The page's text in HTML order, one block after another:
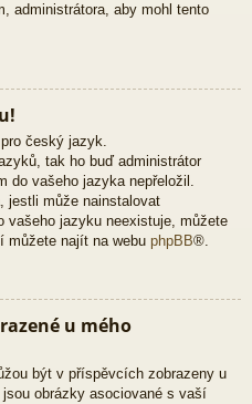
administrátora, aby mohl tento
český jazyk.
tak ho buď administrátor
do vašeho jazyka nepřeložil.
jestli může nainstalovat
vašeho jazyku neexistuje, můžete
můžete najít na webu phpBB®.
u mého
být v příspěvcích zobrazeny u
obrázky asociované s vaší